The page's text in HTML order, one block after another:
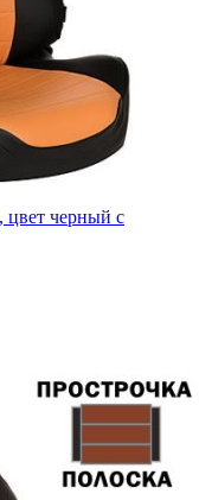
цвет черный с